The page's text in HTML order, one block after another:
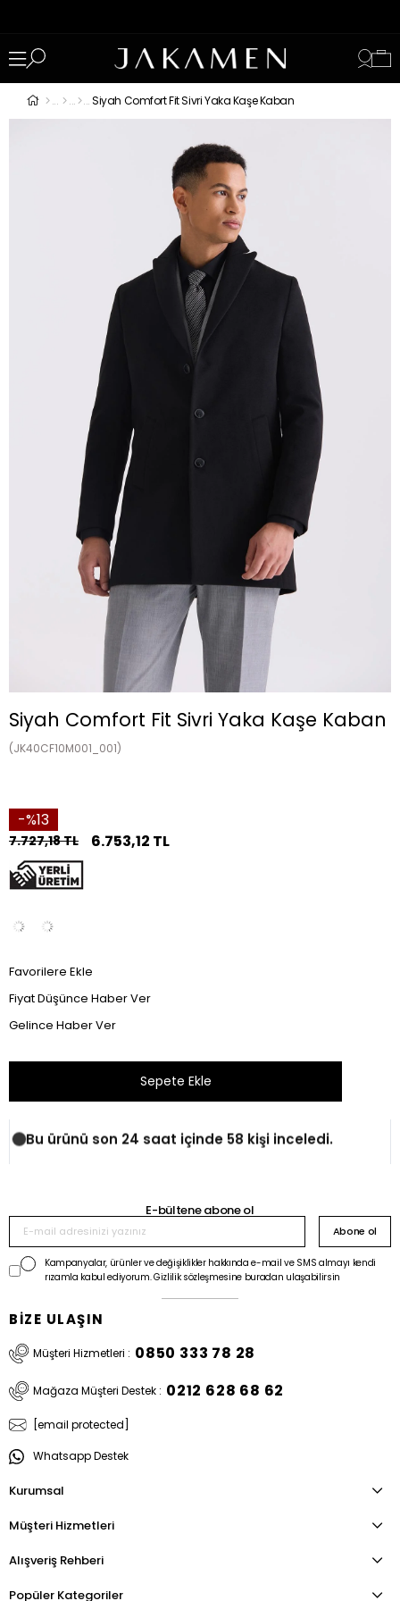
Siyah Comfort Fit Sivri Yaka Kaşe Kaban
Siyah Comfort Fit Sivri Yaka Kaşe Kaban
(JK40CF10M001_001)
13
7.727,18 TL 6.753,12 TL
Favorilere Ekle
Fiyat Düşünce Haber Ver
Gelince Haber Ver
E-bültene abone ol
Abone ol
Kampanyalar, ürünler ve değişiklikler hakkında e-mail ve SMS almayı kendi
rızamla kabul ediyorum. Gizlilik sözleşmesine buradan ulaşabilirsin
BİZE ULAŞIN
Müşteri Hizmetleri : 0850 333 78 28
Mağaza Müşteri Destek : 0212 628 68 62
[email protected]
Whatsapp Destek
Kurumsal
Müşteri Hizmetleri
Alışveriş Rehberi
Popüler Kategoriler